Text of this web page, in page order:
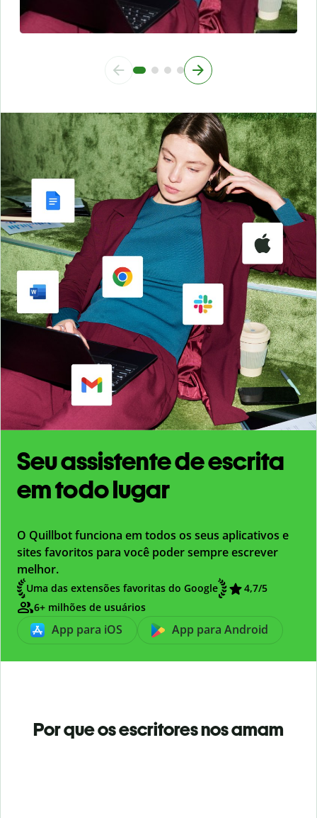
Seu assistente de escrita
em todo lugar
O Quillbot funciona em todos os seus aplicativos e
sites favoritos para você poder sempre escrever
melhor.
Uma das extensões favoritas do Google 4,7/5
6+ milhões de usuários
App para iOS App para Android
Por que os escritores nos amam